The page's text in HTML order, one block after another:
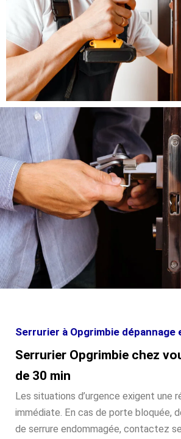
Serrurier à Opgrimbie dépannage
Serrurier Opgrimbie chez
de 30 min
Les situations d’urgence exigent une
immédiate. En cas de porte bloquée,
de serrure endommagée, contactez